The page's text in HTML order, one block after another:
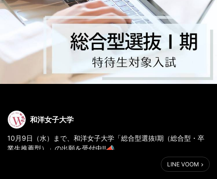
和洋女子大学
10月9日（水）まで、和洋女子大学「総合型選抜Ⅰ期（総合型・卒
業生推薦型）」の出願を受付中‼📣
総合型選抜の合格者は、授業料の半額が最長4年間免除✨になる特
待生制度「チャレンジ特待生」の選考試験を受けることができま
LINE VOOM